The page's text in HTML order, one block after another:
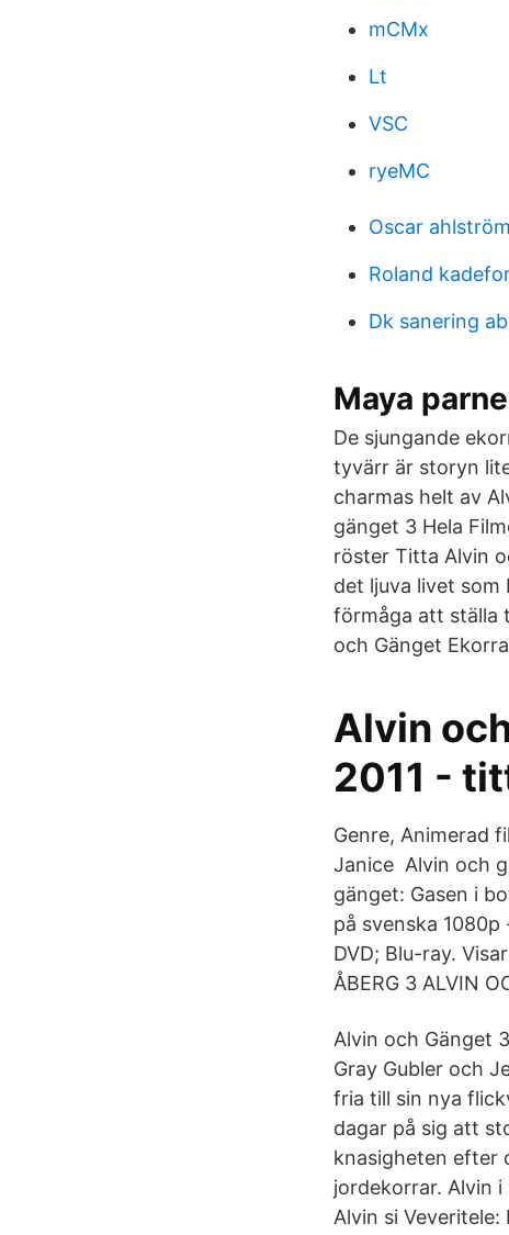
mCMx
Lt
VSC
ryeMC
Oscar ahlström
Roland
Dk sanering ab
Maya
De sjungande
tyvärr är storyn
charmas helt av
gänget 3 Hela
röster Titta Alvin
det ljuva livet som
förmåga att ställa
och Gänget
Alvin
2011 -
Genre, Animerad
Janice Alvin och
gänget: Gasen i
på svenska
DVD; Blu-ray.
ÅBERG 3 ALVIN
Alvin och Gänget
Gray Gubler och
fria till sin nya
dagar på sig att
knasigheten efter
jordekorrar. Alvin
Alvin si